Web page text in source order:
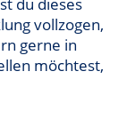
du dieses
vollzogen,
gerne in
möchtest,